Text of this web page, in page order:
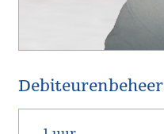
Debiteurenbeheer